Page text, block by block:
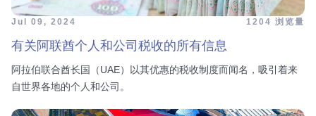
Jul 09, 2024 1204 浏览量
有关阿联酋个人和公司税收的所有信息
阿拉伯联合酋长国（UAE）以其优惠的税收制度而闻名，吸引着来
自世界各地的个人和公司。